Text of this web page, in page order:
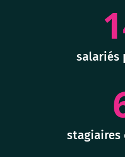
salariés
stagiaires